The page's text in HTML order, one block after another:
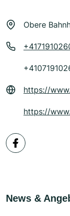
Obere
https://
https://
News &